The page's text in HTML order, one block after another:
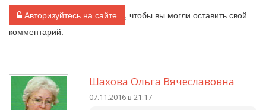
Авторизуйтесь на сайте
, чтобы вы могли оставить свой
комментарий.
Шахова Ольга Вячеславовна
07.11.2016 в 21:17